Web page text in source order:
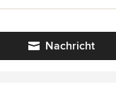
Nachricht